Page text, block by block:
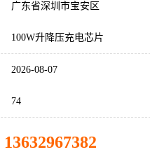
广东省深圳市宝安区
100W升降压充电芯片
2026-08-07
74
13632967382